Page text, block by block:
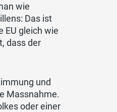
wie
Das ist
EU gleich wie
dass der
und
Massnahme.
oder einer